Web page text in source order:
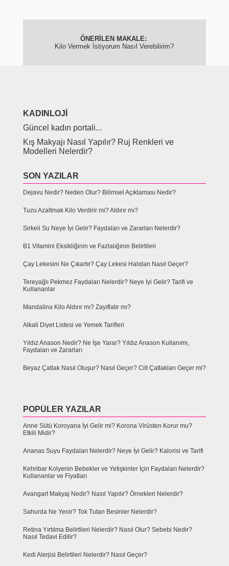
Kilo Vermek İstiyorum Nasıl Verebilirim?
KADINLOJI
Güncel kadın portali...
Kış Makyajı Nasıl Yapılır? Ruj Renkleri ve
Modelleri Nelerdir?
SON YAZILAR
Dejavu Nedir? Neden Olur? Bilimsel Açıklaması Nedir?
Tuzu Azaltmak Kilo Verdirir mi? Aldırır mı?
Sirkeli Su Neye İyi Gelir? Faydaları ve Zararları Nelerdir?
B1 Vitamini Eksikliğinin ve Fazlalığının Belirtileri
Çay Lekesini Ne Çıkartır? Çay Lekesi Halıdan Nasıl Geçer?
Tereyağlı Pekmez Faydaları Nelerdir? Neye İyi Gelir? Tarifi ve
Kullananlar
Mandalina Kilo Aldırır mı? Zayıflatır mı?
Alkali Diyet Listesi ve Yemek Tarifleri
Yıldız Anason Nedir? Ne İşe Yarar? Yıldız Anason Kullanımı,
Faydaları ve Zararları
Beyaz Çatlak Nasıl Oluşur? Nasıl Geçer? Cilt Çatlakları Geçer mi?
POPÜLER YAZILAR
Anne Sütü Koroyana İyi Gelir mi? Korona Virüsten Korur mu?
Etkili Midir?
Ananas Suyu Faydaları Nelerdir? Neye İyi Gelir? Kalorisi ve Tarifi
Kehribar Kolyenin Bebekler ve Yetişkinler İçin Faydaları Nelerdir?
Kullananlar ve Fiyatları
Avangart Makyaj Nedir? Nasıl Yapılır? Örnekleri Nelerdir?
Sahurda Ne Yenir? Tok Tutan Besinler Nelerdir?
Retina Yırtılma Belirtileri Nelerdir? Nasıl Olur? Sebebi Nedir?
Nasıl Tedavi Edilir?
Kedi Alerjisi Belirtileri Nelerdir? Nasıl Geçer?